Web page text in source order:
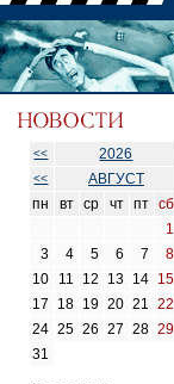
<< 2026
<<
АВГУСТ
пн
вт ср чт пт сб
1
3
4 5 6 7 8
10
11 12 13 14 15
17
18 19 20 21 22
24 25 26 27 28 29
31